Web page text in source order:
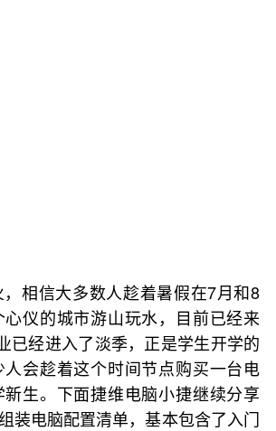
相信大多数人趁着暑假在7月和8
仪的城市游山玩水，目前已经来
已经进入了淡季，正是学生开学的
会趁着这个时间节点购买一台电
生。下面捷维电脑小捷继续分享
装电脑配置清单，基本包含了入门